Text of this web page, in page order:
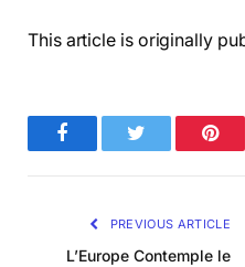
This article is originally
FacebookTwitter
PREVIOUS ARTICLE
L’Europe Contemple le